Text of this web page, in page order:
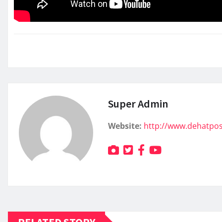
Super Admin
Website: http://